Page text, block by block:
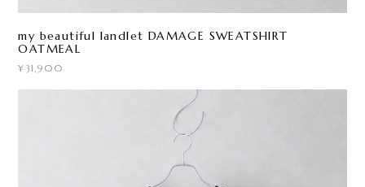
my beautiful landlet DAMAGE SWEATSHIRT
OATMEAL
¥31,900